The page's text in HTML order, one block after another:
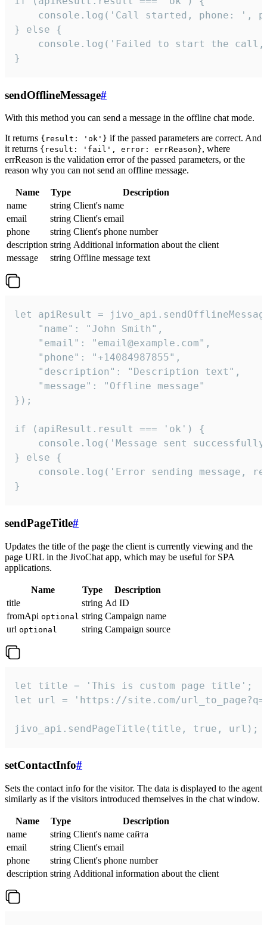
console.log('Call started, phone: ',
} else {
console.log('Failed to start the
}
sendOfflineMessage#
With this method you can send a message in the offline chat mode.
It returns {result: 'ok'} if the passed parameters are correct. And
it returns {result: 'fail', error: errReason}, where
errReason is the validation error of the passed parameters, or the
reason why you can not send an offline message.
Name Type
Description
name
string Client's name
email
string Client's email
phone
string Client's phone number
description string Additional information about the client
message
string Offline message text
let apiResult =
    "name": "John Smith",
    "email": "email@example.com",
    "phone": "+14084987855",
    "description": "Description text",
    "message": "Offline message"
});
if (apiResult.result === 'ok') {
console.log('Message sent
} else {
console.log('Error sending message,
}
sendPageTitle#
Updates the title of the page the client is currently viewing and the
page URL in the JivoChat app, which may be useful for SPA
applications.
Name Type
Description
title
string Ad ID
fromApi optional string Campaign name
url optional string Campaign source
let title = 'This is custom page title';
let url = 'https://site.com/
jivo_api.sendPageTitle(title, true, url);
setContactInfo#
Sets the contact info for the visitor. The data is displayed to the agent
similarly as if the visitors introduced themselves in the chat window.
Name Type
Description
name
string Client's name сайта
email
string Client's email
phone
string Client's phone number
description string Additional information about the client